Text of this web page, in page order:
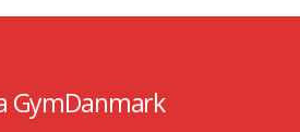
GymDanmark